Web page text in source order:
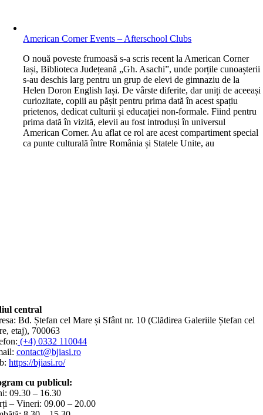
American Corner Events – Afterschool Clubs
O nouă poveste frumoasă s-a scris recent la American Corner
Iași, Biblioteca Județeană „Gh. Asachi”, unde porțile cunoașterii
s-au deschis larg pentru un grup de elevi de gimnaziu de la
Helen Doron English Iași. De vârste diferite, dar uniți de aceeași
curiozitate, copiii au pășit pentru prima dată în acest spațiu
prietenos, dedicat culturii și educației non-formale. Fiind pentru
prima dată în vizită, elevii au fost introduși în universul
American Corner. Au aflat ce rol are acest compartiment special
ca punte culturală între România și Statele Unite, au
central
Bd. Ștefan cel Mare și Sfânt nr. 10 (Clădirea Galeriile Ștefan cel
etaj), 700063
(+4) 0332 110044
contact@bjiasi.ro
https://bjiasi.ro/
cu publicul:
09.30 – 16.30
– Vineri: 09.00 – 20.00